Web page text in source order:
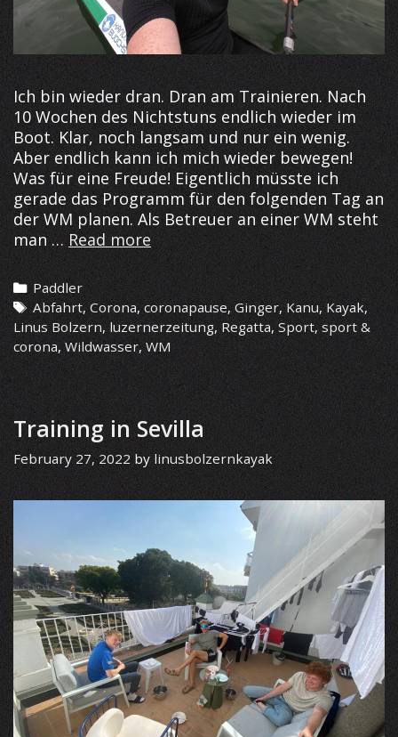
Ich bin wieder dran. Dran am Trainieren. Nach
10 Wochen des Nichtstuns endlich wieder im
Boot. Klar, noch langsam und nur ein wenig.
Aber endlich kann ich mich wieder bewegen!
Was für eine Freude! Eigentlich müsste ich
gerade das Programm für den folgenden Tag an
der WM planen. Als Betreuer an einer WM steht
man …Read moreEndlich
wieder
Muskelkater
Categories
Paddler
Tags
Abfahrt,Corona,coronapause,Ginger, Kanu,Kayak,
Linus Bolzern,luzernerzeitung,Regatta,Sport,sport &
corona,Wildwasser, WM
Training in Sevilla
February 27, 2022 bylinusbolzernkayak